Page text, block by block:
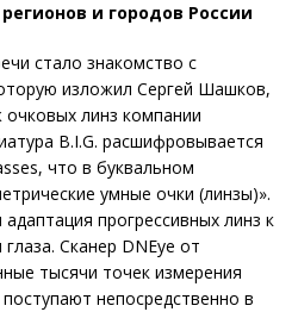
и городов России
стало знакомство с
изложил Сергей Шашков,
линз компании
B.I.G. расшифровывается
что в буквальном
умные очки (линзы)».
прогрессивных линз к
Сканер DNEye от
тысячи точек измерения
непосредственно в